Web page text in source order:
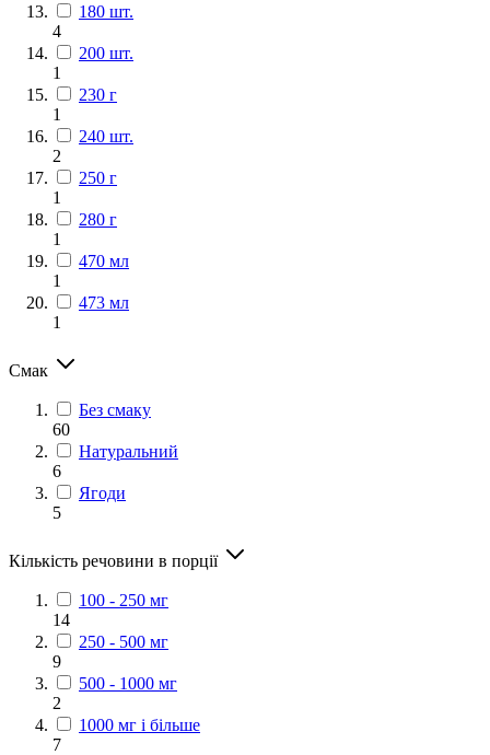
180 шт.
4
200 шт.
1
230 г
1
240 шт.
2
250 г
1
280 г
1
470 мл
1
473 мл
1
Смак
Без смаку
60
Натуральний
6
Ягоди
5
Кількість речовини в порції
100 - 250 мг
14
250 - 500 мг
9
500 - 1000 мг
2
1000 мг і більше
7